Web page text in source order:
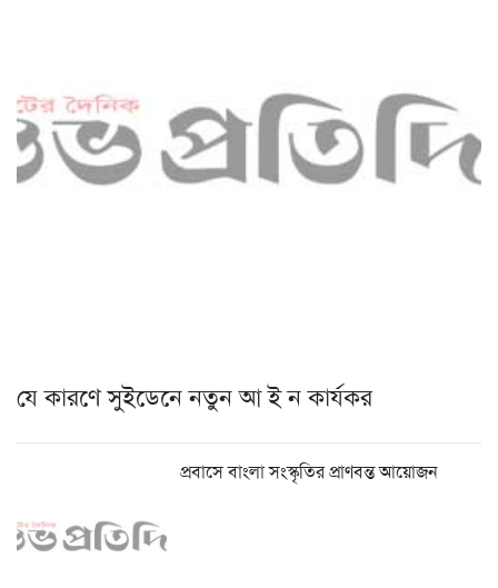
যে কারণে সুইডেনে নতুন আ ই ন কার্যকর
প্রবাসে বাংলা সংস্কৃতির প্রাণবন্ত আয়োজন